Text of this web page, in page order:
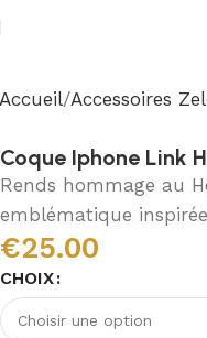
Accueil Accessoires
Coque Iphone Link
Rends hommage au
emblématique
€25.00
CHOIX